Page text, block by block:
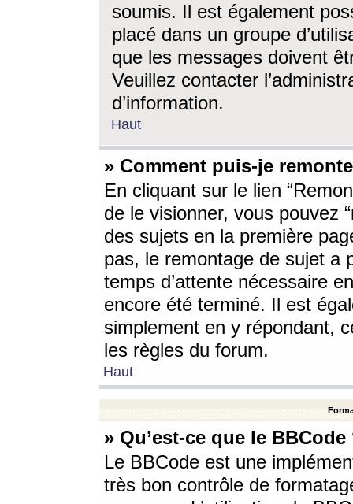
soumis. Il est également
placé dans un groupe
que les messages doivent
Veuillez contacter
d’information.
Haut
» Comment puis-je
En cliquant sur le lien
de le visionner, vous pouvez
des sujets en la première
pas, le remontage de sujet a
temps d’attente nécessaire
encore été terminé. Il est
simplement en y répondant,
les règles du forum.
Haut
» Qu’est-ce que le BBCode
Le BBCode est une
très bon contrôle de